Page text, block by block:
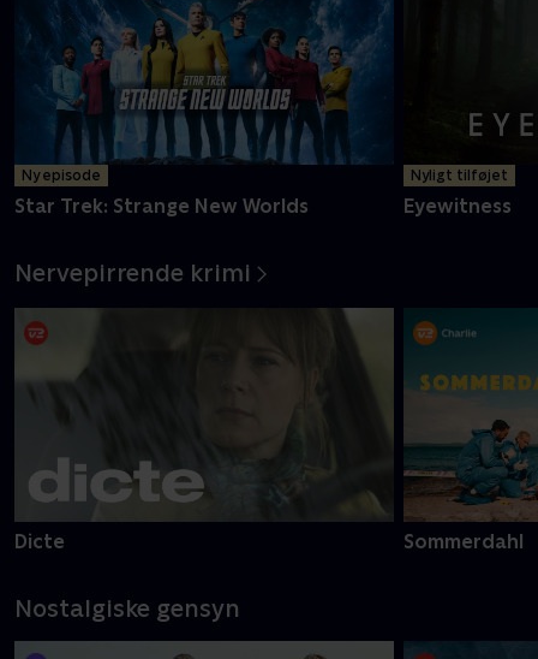
Ny episode
Star Trek: Strange New Worlds
Nyligt tilføjet
Eyewitness
Nervepirrende krimi
Dicte Sommerdahl
Nostalgiske gensyn